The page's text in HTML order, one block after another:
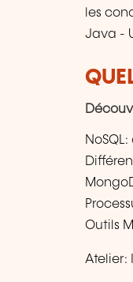
les
Java -
Outils
Atelier: